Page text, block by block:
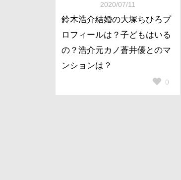
2020/07/11
鈴木浩介結婚の大塚ちひろプ
ロフィールは？子どもはいる
の？浩介元カノ蒼井優とのマ
ンションは？
0